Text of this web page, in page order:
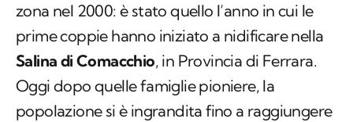
zona nel 2000: è stato quello l’anno in cui le
prime coppie hanno iniziato a nidificare nella
Salina di Comacchio, in Provincia di Ferrara.
Oggi dopo quelle famiglie pioniere, la
popolazione si è ingrandita fino a raggiungere